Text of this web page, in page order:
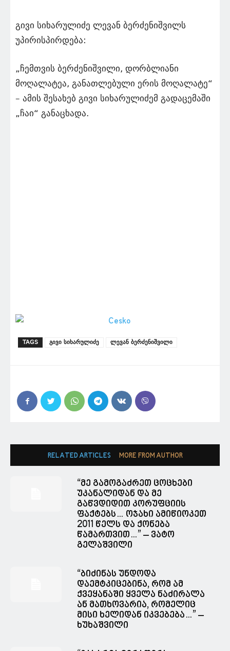
გივი სიხარულიძე ლევან ბერძენიშვილს
უპირისპირდება:
„ჩემთვის ბერძენიშვილი, დორბლიანი
მოღალატეა, განათლებული ერის მოღალატე“
– ამის შესახებ გივი სიხარულიძემ გადაცემაში
„ჩაი“ განაცხადა.
TAGS გივი სიხარულიძე ლევან ბერძენიშვილი
RELATED ARTICLES MORE FROM AUTHOR
“მე გამოგაძრეთ ცოცხები
უკანალიდან და მე
გაწვდიდით კორუფციის
ფაქტებს… ოჯახი ამიწიოკეთ
2011 წელს და ქონება
წამართვით…” – ვატო
გელაშვილი
“ბიძინას უნდოდა
დაემტკიცებინა, რომ ამ
ქვეყანაში ყველა ნაძირალა
ან მათხოვარია, რომელიც
მისი ხელიდან იკვებება…” –
ხუხაშვილი